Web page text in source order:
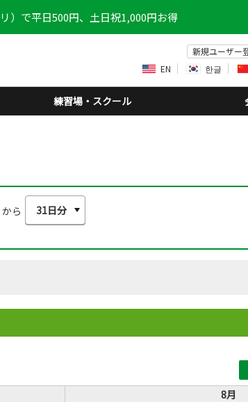
）で平日500円、土日祝1,000円お得
新規ユーザー
EN
한글
練習場・スクール
から
8月